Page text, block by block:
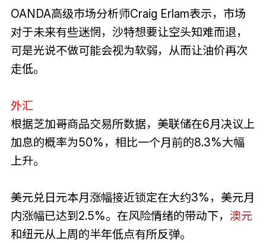
OANDA高级市场分析师Craig Erlam表示，市场
对于未来有些迷惘，沙特想要让空头知难而退，
可是光说不做可能会视为软弱，从而让油价再次
走低。
外汇
根据芝加哥商品交易所数据，美联储在6月决议上
加息的概率为50%，相比一个月前的8.3%大幅
上升。
美元兑日元本月涨幅接近锁定在大约3%，美元月
内涨幅已达到2.5%。在风险情绪的带动下， 澳元
和纽元从上周的半年低点有所反弹。